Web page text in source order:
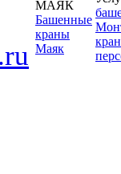
МАЯК
Башенные
краны
Маяк